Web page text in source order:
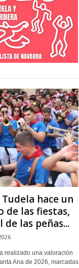
Tudela hace un
de las fiestas,
las peñas...
realizado una valoración
Ana de 2026, marcadas